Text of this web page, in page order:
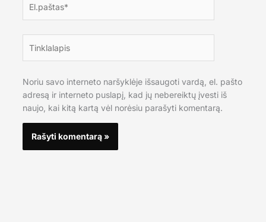
Noriu savo interneto naršyklėje išsaugoti vardą, el. pašto
adresą ir interneto puslapį, kad jų nebereiktų įvesti iš
naujo, kai kitą kartą vėl norėsiu parašyti komentarą.